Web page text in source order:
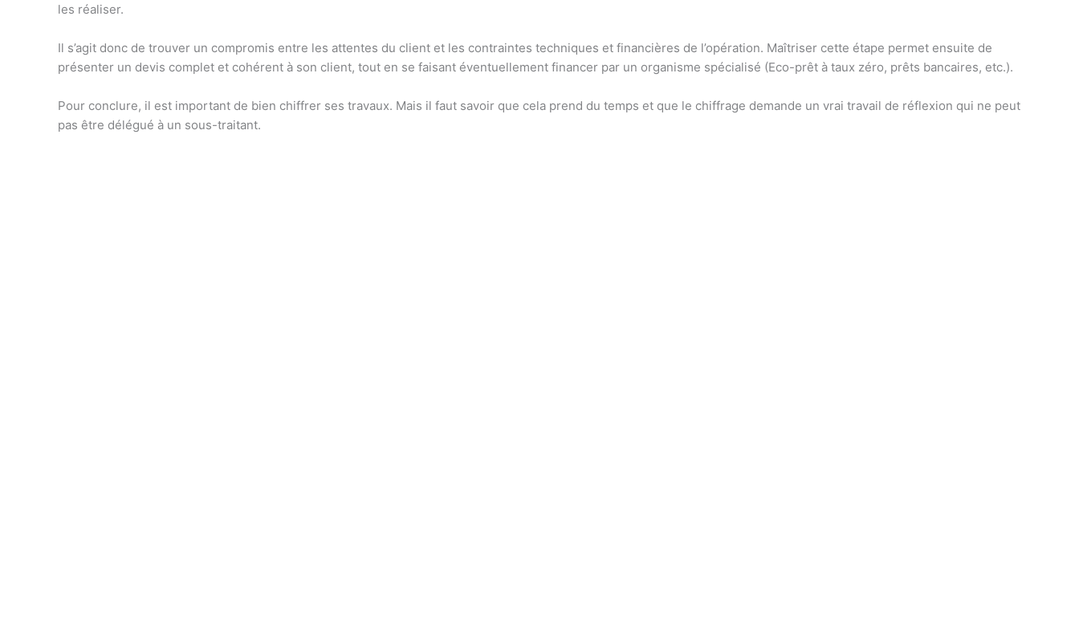
les réaliser.
Il s’agit donc de trouver un compromis entre les attentes du client et les contraintes techniques et financières de l’opération. Maîtriser cette étape permet ensuite de
présenter un devis complet et cohérent à son client, tout en se faisant éventuellement financer par un organisme spécialisé (Eco-prêt à taux zéro, prêts bancaires, etc.).
Pour conclure, il est important de bien chiffrer ses travaux. Mais il faut savoir que cela prend du temps et que le chiffrage demande un vrai travail de réflexion qui ne peut
pas être délégué à un sous-traitant.